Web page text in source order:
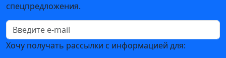
спецпредложения.
Хочу получать рассылки с информацией для: